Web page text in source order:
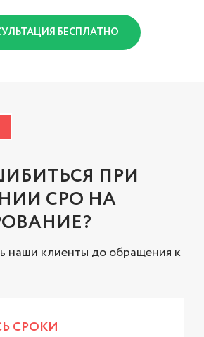
БЕСПЛАТНО
ПРИ
СРО НА
наши клиенты до обращения к
СРОКИ